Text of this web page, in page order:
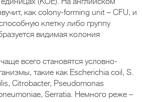
как colony-forming unit – CFU, и
клетку либо группу
видимая колония
всего становятся условно-
такие как Escherichia coil, S.
Citrobacter, Pseudomonas
Serratia. Немного реже –